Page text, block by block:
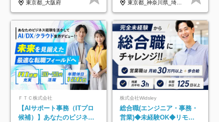
東京都_大阪府
制度
東京都_神奈川県_埼玉県_千葉県_大阪府_愛知県_北海道_青森県_岩手県_宮城県_秋田県_山形県_福島県_茨城県_栃木県_群馬県_新潟県_山梨県_長野県_富山県_石川県_福井県_静岡県_岐阜県_三重県_兵庫県_京都府_滋賀県_奈良県_和歌山県_広島県_岡山県_鳥取県_島根県_山口県_徳島県_香川県_愛媛県_高知県_福岡県_熊本県_佐賀県_長崎県_大分県_宮崎県_鹿児島県_沖縄県
ＦＴＣ株式会社
【AIサポート事務（ITプロ
候補）】あなたのビジネス
株式会社Widsley
総合職(エンジニア・事務・
営業)◆未経験OK◆リモー